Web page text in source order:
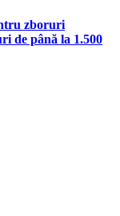
zboruri
de până la 1.500